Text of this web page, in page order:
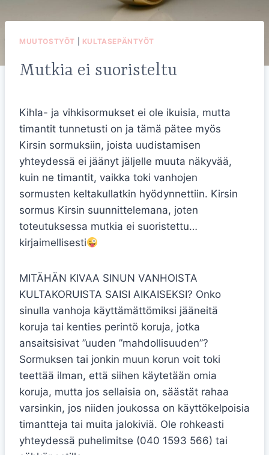
MUUTOSTYÖT KULTASEPÄNTYÖT
Mutkia ei suoristeltu
Kihla- ja vihkisormukset ei ole ikuisia, mutta
timantit tunnetusti on ja tämä pätee myös
Kirsin sormuksiin, joista uudistamisen
yhteydessä ei jäänyt jäljelle muuta näkyvää,
kuin ne timantit, vaikka toki vanhojen
sormusten keltakullatkin hyödynnettiin. Kirsin
sormus Kirsin suunnittelemana, joten
toteutuksessa mutkia ei suoristettu…
kirjaimellisesti
MITÄHÄN KIVAA SINUN VANHOISTA
KULTAKORUISTA SAISI AIKAISEKSI? Onko
sinulla vanhoja käyttämättömiksi jääneitä
koruja tai kenties perintö koruja, jotka
ansaitsisivat ”uuden ”mahdollisuuden”?
Sormuksen tai jonkin muun korun voit toki
teettää ilman, että siihen käytetään omia
koruja, mutta jos sellaisia on, säästät rahaa
varsinkin, jos niiden joukossa on käyttökelpoisia
timantteja tai muita jalokiviä. Ole rohkeasti
yhteydessä puhelimitse (040 1593 566) tai